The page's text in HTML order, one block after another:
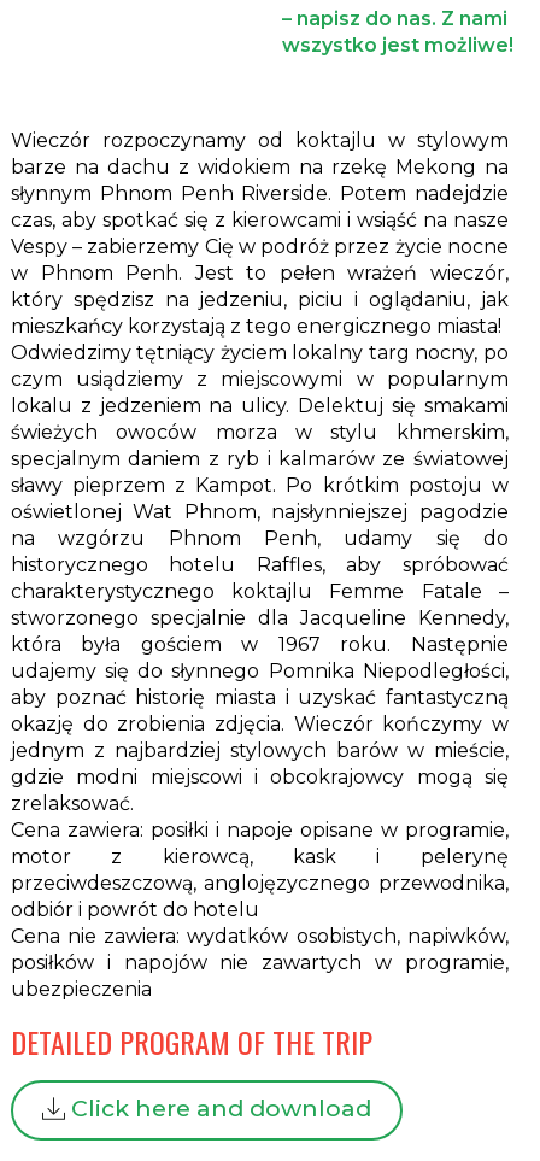
– napisz do nas. Z nami
wszystko jest możliwe!
Wieczór rozpoczynamy od koktajlu w stylowym
barze na dachu z widokiem na rzekę Mekong na
słynnym Phnom Penh Riverside. Potem nadejdzie
czas, aby spotkać się z kierowcami i wsiąść na nasze
Vespy – zabierzemy Cię w podróż przez życie nocne
w Phnom Penh. Jest to pełen wrażeń wieczór,
który spędzisz na jedzeniu, piciu i oglądaniu, jak
mieszkańcy korzystają z tego energicznego miasta!
Odwiedzimy tętniący życiem lokalny targ nocny, po
czym usiądziemy z miejscowymi w popularnym
lokalu z jedzeniem na ulicy. Delektuj się smakami
świeżych owoców morza w stylu khmerskim,
specjalnym daniem z ryb i kalmarów ze światowej
sławy pieprzem z Kampot. Po krótkim postoju w
oświetlonej Wat Phnom, najsłynniejszej pagodzie
na wzgórzu Phnom Penh, udamy się do
historycznego hotelu Raffles, aby spróbować
charakterystycznego koktajlu Femme Fatale –
stworzonego specjalnie dla Jacqueline Kennedy,
która była gościem w 1967 roku. Następnie
udajemy się do słynnego Pomnika Niepodległości,
aby poznać historię miasta i uzyskać fantastyczną
okazję do zrobienia zdjęcia. Wieczór kończymy w
jednym z najbardziej stylowych barów w mieście,
gdzie modni miejscowi i obcokrajowcy mogą się
zrelaksować.
Cena zawiera: posiłki i napoje opisane w programie,
motor z kierowcą, kask i pelerynę
przeciwdeszczową, anglojęzycznego przewodnika,
odbiór i powrót do hotelu
Cena nie zawiera: wydatków osobistych, napiwków,
posiłków i napojów nie zawartych w programie,
ubezpieczenia
DETAILED PROGRAM OF THE TRIP
Click here and download